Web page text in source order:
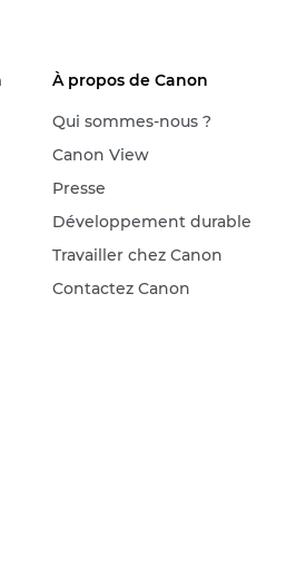
À propos de Canon
Qui sommes-nous ?
Canon View
Presse
Développement durable
Travailler chez Canon
Contactez Canon